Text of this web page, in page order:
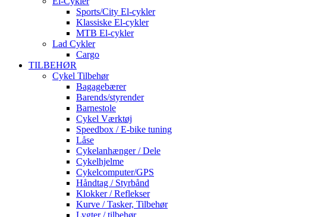
Sports/City El-cykler
Klassiske El-cykler
MTB El-cykler
Lad Cykler
Cargo
TILBEHØR
Cykel Tilbehør
Bagagebærer
Barends/styrender
Barnestole
Cykel Værktøj
Speedbox / E-bike tuning
Låse
Cykelanhænger / Dele
Cykelhjelme
Cykelcomputer/GPS
Håndtag / Styrbånd
Klokker / Reflekser
Kurve / Tasker, Tilbehør
Lygter / tilbehør